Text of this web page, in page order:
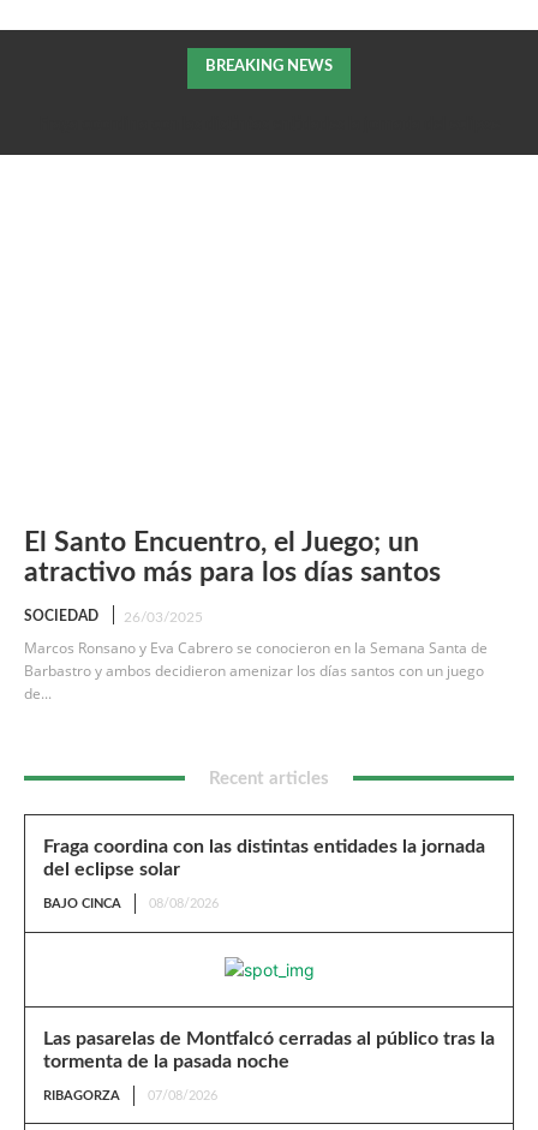
BREAKING NEWS
El Santo Encuentro, el Juego; un
atractivo más para los días santos
SOCIEDAD 26/03/2025
Marcos Ronsano y Eva Cabrero se conocieron en la Semana Santa de
Barbastro y ambos decidieron amenizar los días santos con un juego
de...
Recent articles
Fraga coordina con las distintas entidades la jornada
del eclipse solar
BAJO CINCA 08/08/2026
Las pasarelas de Montfalcó cerradas al público tras la
tormenta de la pasada noche
RIBAGORZA 07/08/2026